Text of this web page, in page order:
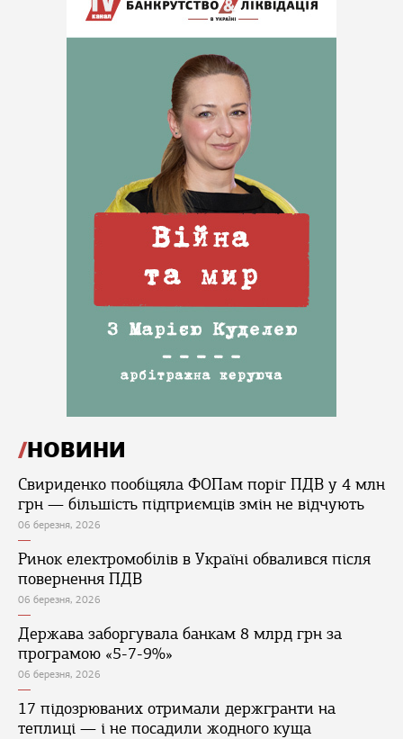
НОВИНИ
Свириденко пообіцяла ФОПам поріг ПДВ у 4 млн
грн — більшість підприємців змін не відчують
06 березня, 2026
Ринок електромобілів в Україні обвалився після
повернення ПДВ
06 березня, 2026
Держава заборгувала банкам 8 млрд грн за
програмою «5-7-9%»
06 березня, 2026
17 підозрюваних отримали держгранти на
теплиці — і не посадили жодного куща